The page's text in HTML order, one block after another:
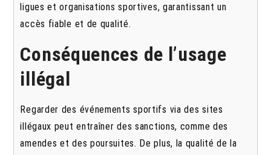
ligues et organisations sportives, garantissant un
accès fiable et de qualité.
Conséquences de l’usage
illégal
Regarder des événements sportifs via des sites
illégaux peut entraîner des sanctions, comme des
amendes et des poursuites. De plus, la qualité de la